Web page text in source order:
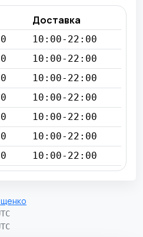
Доставка
10:00-22:00
10:00-22:00
10:00-22:00
10:00-22:00
10:00-22:00
10:00-22:00
10:00-22:00